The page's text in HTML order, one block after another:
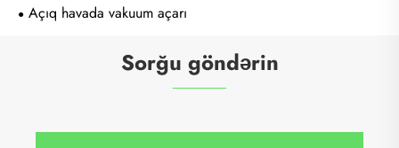
Açıq havada vakuum açarı
Sorğu göndərin